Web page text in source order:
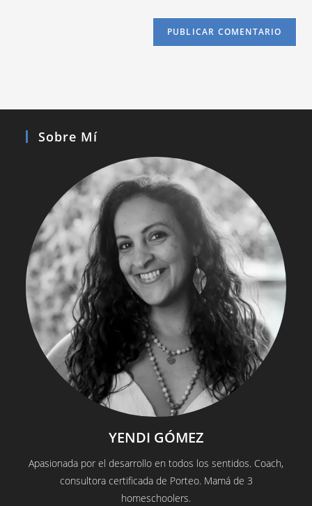
Sobre Mí
YENDI GÓMEZ
Apasionada por el desarrollo en todos los sentidos. Coach,
consultora certificada de Porteo. Mamá de 3
homeschoolers.